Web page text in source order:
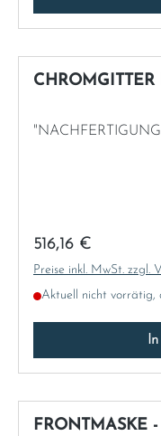
CHROMGITTER
Regulärer Preis:
516,16 €
Preise inkl. MwSt. zzgl.
Aktuell nicht vorrätig,
FRONTMASKE